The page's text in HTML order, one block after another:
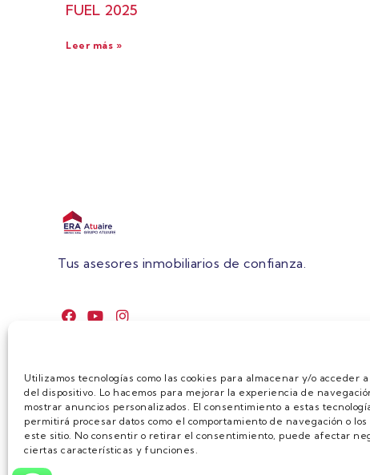
Utilizamos tecnologías como las cookies para almacenar y/o acceder
del dispositivo. Lo hacemos para mejorar la experiencia de
mostrar anuncios personalizados. El consentimiento a estas
permitirá procesar datos como el comportamiento de navegación o
este sitio. No consentir o retirar el consentimiento, puede afectar
ciertas características y funciones.
FUEL 2025
Leer más »
Tus asesores inmobiliarios de confianza.